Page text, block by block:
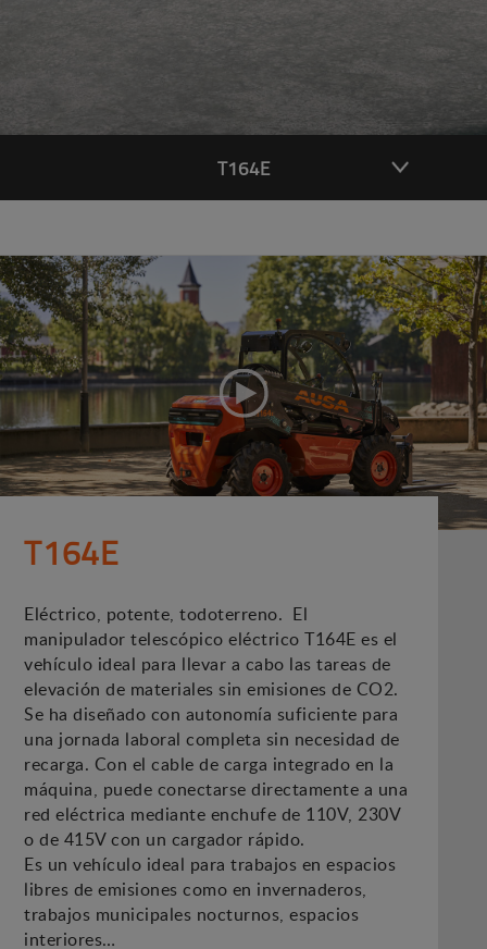
T164E
T164E
Eléctrico, potente, todoterreno. El
manipulador telescópico eléctrico T164E es el
vehículo ideal para llevar a cabo las tareas de
elevación de materiales sin emisiones de CO2.
Se ha diseñado con autonomía suficiente para
una jornada laboral completa sin necesidad de
recarga. Con el cable de carga integrado en la
máquina, puede conectarse directamente a una
red eléctrica mediante enchufe de 110V, 230V
o de 415V con un cargador rápido.
Es un vehículo ideal para trabajos en espacios
libres de emisiones como en invernaderos,
trabajos municipales nocturnos, espacios
interiores…